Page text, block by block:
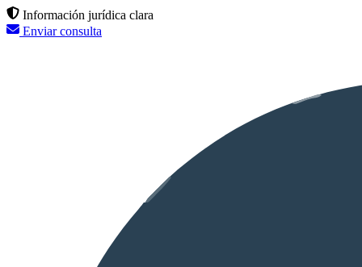
Información jurídica clara
Enviar consulta